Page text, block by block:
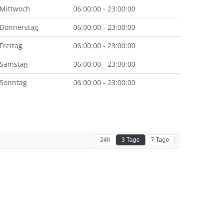
Mittwoch
06:00:00 - 23:00:00
Donnerstag
06:00:00 - 23:00:00
Freitag
06:00:00 - 23:00:00
Samstag
06:00:00 - 23:00:00
Sonntag
06:00:00 - 23:00:00